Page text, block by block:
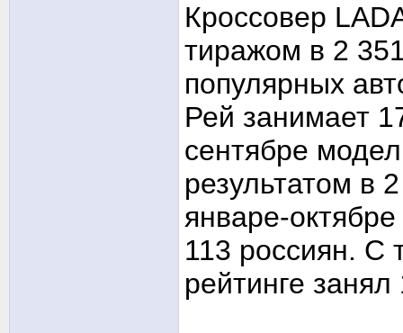
Кроссовер
тиражом в 2
популярных
Рей занимает
сентябре
результатом в
январе-
113 россиян. С
рейтинге